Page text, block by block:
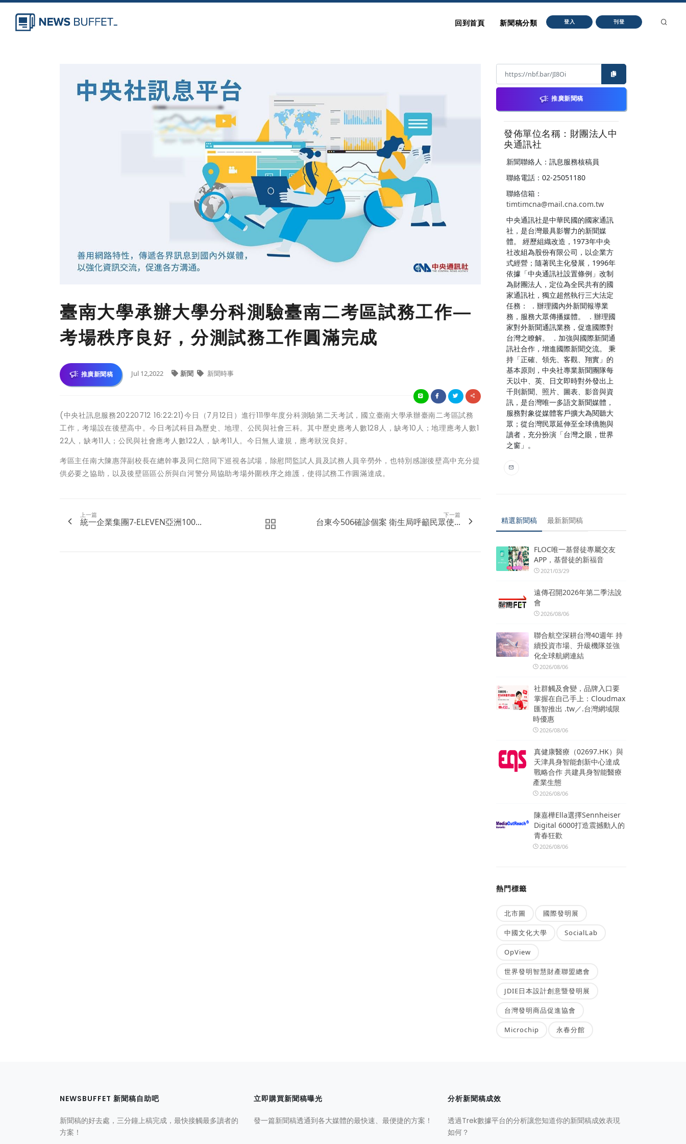
回到首頁 新聞稿分類 登入 刊登
臺南大學承辦大學分科測驗臺南二考區試務工作―
考場秩序良好，分測試務工作圓滿完成
推廣新聞稿 Jul 12,2022 新聞 新聞時事
(中央社訊息服務20220712 16:22:21)今日（7月12日）進行111學年度分科測驗第二天考試，國立臺南大學承辦臺南二考區試務
工作，考場設在後壁高中。今日考試科目為歷史、地理、公民與社會三科。其中歷史應考人數128人，缺考10人；地理應考人數1
22人，缺考11人；公民與社會應考人數122人，缺考11人。今日無人違規，應考狀況良好。
考區主任南大陳惠萍副校長在總幹事及同仁陪同下巡視各試場，除慰問監試人員及試務人員辛勞外，也特別感謝後壁高中充分提
供必要之協助，以及後壁區區公所與白河警分局協助考場外圍秩序之維護，使得試務工作圓滿達成。
上一篇
統一企業集團7-ELEVEN亞洲100...
下一篇
台東今506確診個案 衛生局呼籲民眾使...
推廣新聞稿
發佈單位名稱：財團法人中
央通訊社
新聞聯絡人：訊息服務核稿員
聯絡電話：02-25051180
聯絡信箱：
timtimcna@mail.cna.com.tw
中央通訊社是中華民國的國家通訊
社，是台灣最具影響力的新聞媒
體。 經歷組織改造，1973年中央
社改組為股份有限公司，以企業方
式經營；隨著民主化發展，1996年
依據「中央通訊社設置條例」改制
為財團法人，定位為全民共有的國
家通訊社，獨立超然執行三大法定
任務： ．辦理國內外新聞報導業
務，服務大眾傳播媒體。 ．辦理國
家對外新聞通訊業務，促進國際對
台灣之瞭解。 ．加強與國際新聞通
訊社合作，增進國際新聞交流。 秉
持「正確、領先、客觀、翔實」的
基本原則，中央社專業新聞團隊每
天以中、英、日文即時對外發出上
千則新聞、照片、圖表、影音與資
訊，是台灣唯一多語文新聞媒體，
服務對象從媒體客戶擴大為閱聽大
眾；從台灣民眾延伸至全球僑胞與
讀者，充分扮演「台灣之眼，世界
之窗」。
精選新聞稿 最新新聞稿
FLOC唯一基督徒專屬交友
APP，基督徒的新福音
2021/03/29
遠傳召開2026年第二季法說
會
2026/08/06
聯合航空深耕台灣40週年 持
續投資市場、升級機隊並強
化全球航網連結
2026/08/06
社群觸及會變，品牌入口要
掌握在自己手上：Cloudmax
匯智推出 .tw／.台灣網域限
時優惠
2026/08/06
真健康醫療（02697.HK）與
天津具身智能創新中心達成
戰略合作 共建具身智能醫療
產業生態
2026/08/06
陳嘉樺Ella選擇Sennheiser
Digital 6000打造震撼動人的
青春狂歡
2026/08/06
熱門標籤
北市圖 國際發明展
中國文化大學 SocialLab
OpView
世界發明智慧財產聯盟總會
JDIE日本設計創意暨發明展
台灣發明商品促進協會
Microchip 永春分館
NEWSBUFFET 新聞稿自助吧
新聞稿的好去處，三分鐘上稿完成，最快接觸最多讀者的
方案！
立即購買新聞稿曝光
發一篇新聞稿透通到各大媒體的最快速、最便捷的方案！
分析新聞稿成效
透過Trek數據平台的分析讓您知道你的新聞稿成效表現
如何？